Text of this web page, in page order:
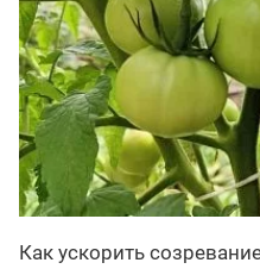
Как ускорить